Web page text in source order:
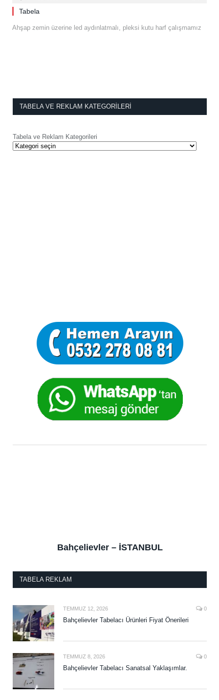
Tabela
Ahşap zemin üzerine led aydınlatmalı, pleksi kutu harf çalışmamız
TABELA VE REKLAM KATEGORILERI
Tabela ve Reklam Kategorileri
Bahçelievler – İSTANBUL
TABELA REKLAM
TEMMUZ 12, 2026 0
Bahçelievler Tabelacı Ürünleri Fiyat Önerileri
TEMMUZ 8, 2026 0
Bahçelievler Tabelacı Sanatsal Yaklaşımlar.